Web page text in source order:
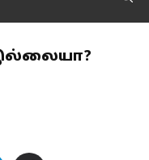
இல்லையா?